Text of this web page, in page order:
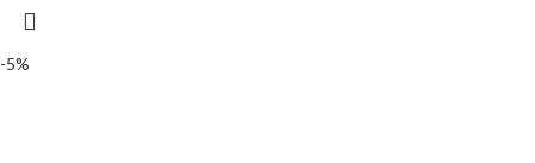
-5%